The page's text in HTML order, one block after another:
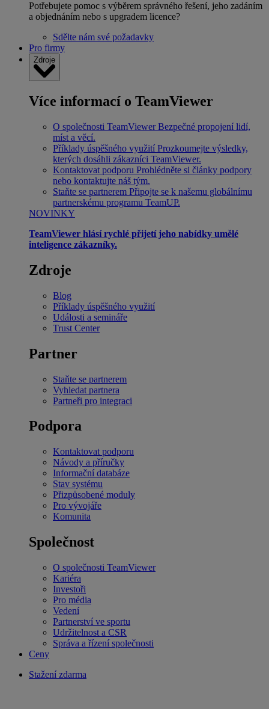
Potřebujete pomoc s výběrem správného řešení, jeho zadáním
a objednáním nebo s upgradem licence?
Sdělte nám své požadavky
Pro firmy
Zdroje
Více informací o TeamViewer
O společnosti TeamViewer Bezpečné propojení lidí,
míst a věcí.
Příklady úspěšného využití Prozkoumejte výsledky,
kterých dosáhli zákazníci TeamViewer.
Kontaktovat podporu Prohlédněte si články podpory
nebo kontaktujte náš tým.
Staňte se partnerem Připojte se k našemu globálnímu
partnerskému programu TeamUP.
NOVINKY
TeamViewer hlásí rychlé přijetí jeho nabídky umělé
inteligence zákazníky.
Zdroje
Blog
Příklady úspěšného využití
Události a semináře
Trust Center
Partner
Staňte se partnerem
Vyhledat partnera
Partneři pro integraci
Podpora
Kontaktovat podporu
Návody a příručky
Informační databáze
Stav systému
Přizpůsobené moduly
Pro vývojáře
Komunita
Společnost
O společnosti TeamViewer
Kariéra
Investoři
Pro média
Vedení
Partnerství ve sportu
Udržitelnost a CSR
Správa a řízení společnosti
Ceny
Stažení zdarma